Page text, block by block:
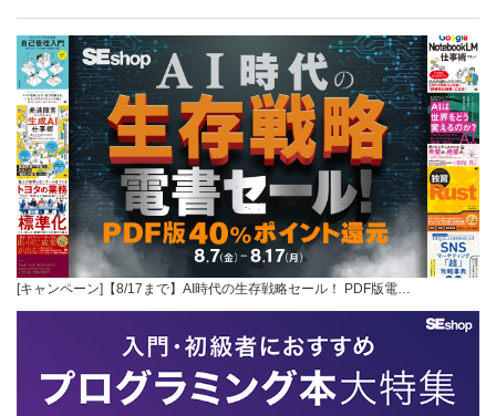
[キャンペーン]【8/17まで】AI時代の生存戦略セール！ PDF版電…